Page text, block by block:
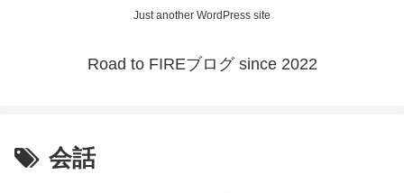
Just another WordPress site
Road to FIREブログ since 2022
会話